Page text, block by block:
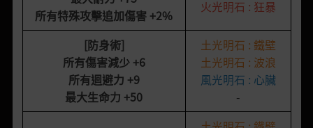
所有特殊攻擊追加傷害 +2%
火光明石 : 狂暴
[防身術]
所有傷害減少+6
所有迴避力 +9
最大生命力 +50
土光明石 : 鐵壁
土光明石 : 波浪
風光明石 : 心臟
-